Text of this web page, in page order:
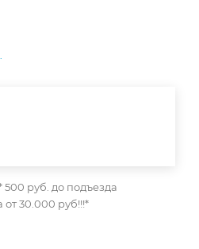
руб. до подъезда
от 30.000 руб!!!*